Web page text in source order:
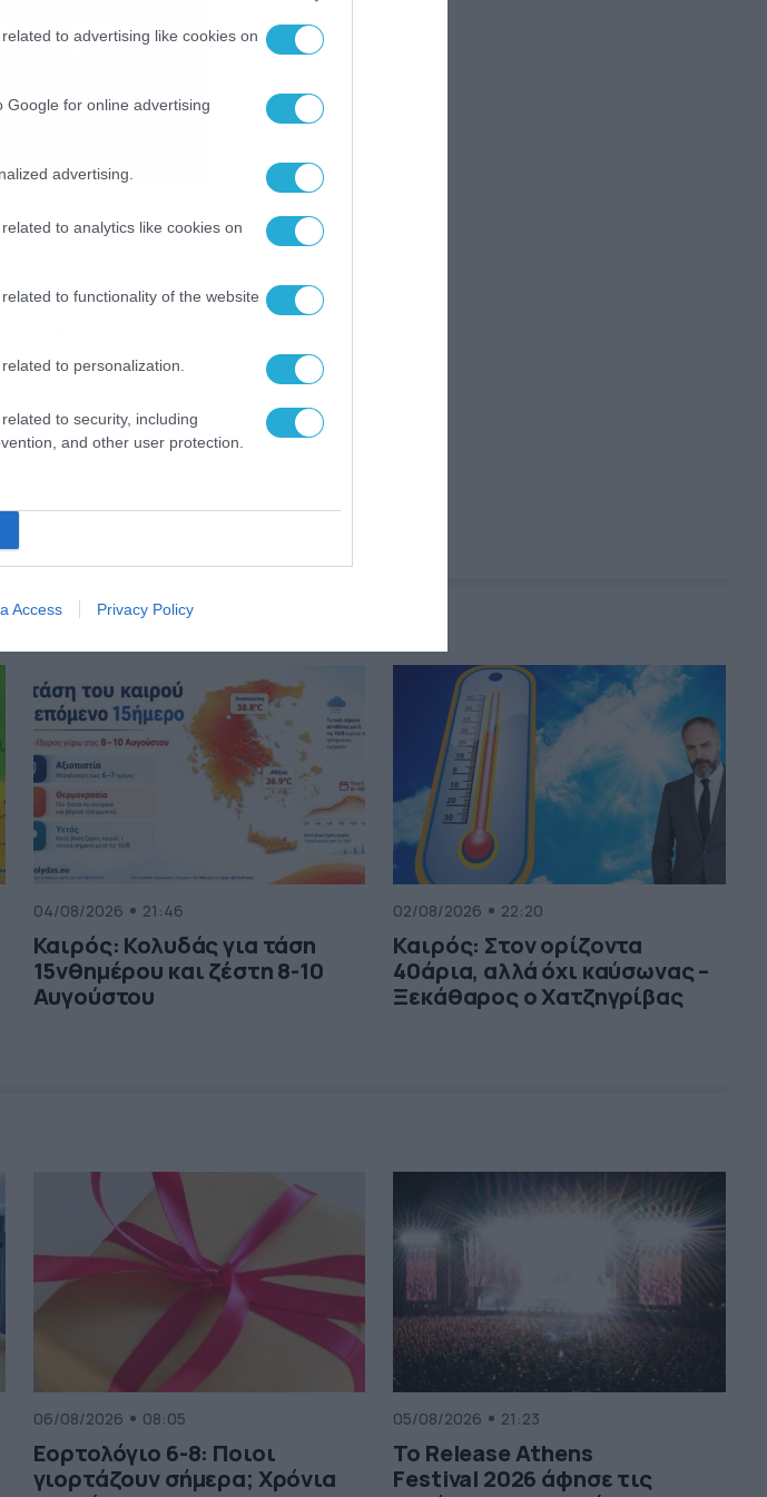
to advertising like cookies on
Google for online advertising
advertising.
to analytics like cookies on
to functionality of the website
to personalization.
to security, including
and other user protection.
Access Privacy Policy
04/08/2026 21:46
Καιρός: Κολυδάς για τάση
15νθημέρου και ζέστη 8-10
Αυγούστου
02/08/2026 22:20
Καιρός: Στον ορίζοντα
40άρια, αλλά όχι καύσωνας –
Ξεκάθαρος ο Χατζηγρίβας
06/08/2026 08:05
Εορτολόγιο 6-8: Ποιοι
γιορτάζουν σήμερα; Χρόνια
05/08/2026 21:23
Το Release Athens
Festival 2026 άφησε τις